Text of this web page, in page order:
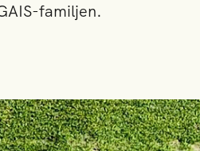
familjen.